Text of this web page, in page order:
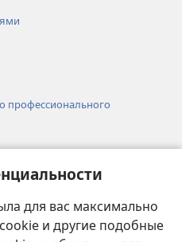
для вас максимально
и другие подобные
башни